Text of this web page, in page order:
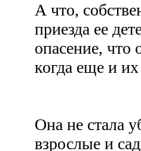
А что,
приезда ее
опасение, что
когда еще и
Она не стала
взрослые и